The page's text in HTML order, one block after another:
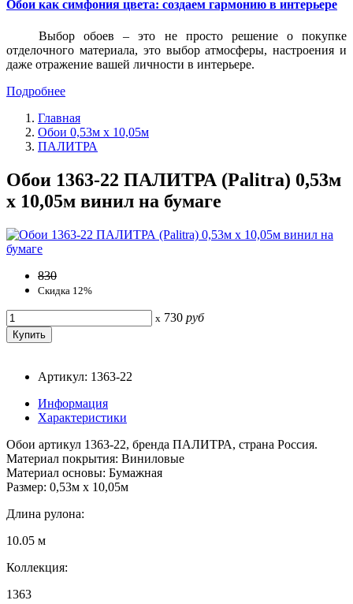
Обои как симфония цвета: создаем гармонию в интерьере
Выбор обоев – это не просто решение о покупке
отделочного материала, это выбор атмосферы, настроения и
даже отражение вашей личности в интерьере.
Подробнее
Главная
Обои 0,53м x 10,05м
ПАЛИТРА
Обои 1363-22 ПАЛИТРА (Palitra) 0,53м
x 10,05м винил на бумаге
830
Скидка 12%
x 730 руб
Артикул: 1363-22
Информация
Характеристики
Обои артикул 1363-22, бренда ПАЛИТРА, страна Россия.
Материал покрытия: Виниловые
Материал основы: Бумажная
Размер: 0,53м x 10,05м
Длина рулона:
10.05 м
Коллекция:
1363